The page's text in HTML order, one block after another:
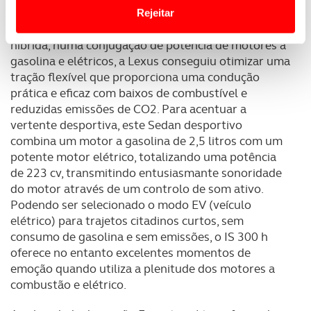
personalizar conteúdos e anúncios, para lhe proporcionar
funcionalidades de redes sociais, bem como para
analisar dados de navegação no nosso website.
Adicionalmente partilhamos informação, relativa à sua
utilização do nosso site de publicidade e de análise, com
parceiros e organizações na UE e em países terceiros.
O ACP garantirá que as transferências internacionais de
dados pessoais serão realizadas apenas com o seu
consentimento e quando tal se afigure estritamente
necessário no contexto dos serviços a prestar.
Realçamos que o bloqueio de certo tipo de Cookies e
tecnologias similares pode ter impacto na sua
Rejeitar
inúmeros sistemas de segurança ativa e passiva.
Vinte anos de experiência progressiva na tecnologia
híbrida, numa conjugação de potência de motores a
gasolina e elétricos, a Lexus conseguiu otimizar uma
tração flexível que proporciona uma condução
prática e eficaz com baixos de combustível e
reduzidas emissões de CO2. Para acentuar a
vertente desportiva, este Sedan desportivo
combina um motor a gasolina de 2,5 litros com um
potente motor elétrico, totalizando uma potência
de 223 cv, transmitindo entusiasmante sonoridade
do motor através de um controlo de som ativo.
Podendo ser selecionado o modo EV (veículo
elétrico) para trajetos citadinos curtos, sem
consumo de gasolina e sem emissões, o IS 300 h
oferece no entanto excelentes momentos de
emoção quando utiliza a plenitude dos motores a
combustão e elétrico.